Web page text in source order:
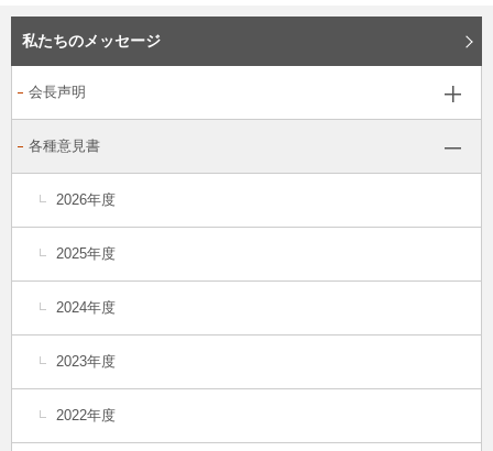
私たちのメッセージ
会長声明
各種意見書
2026年度
2025年度
2024年度
2023年度
2022年度